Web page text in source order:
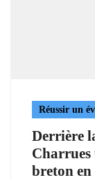
Réussir un
Derrière
breton en